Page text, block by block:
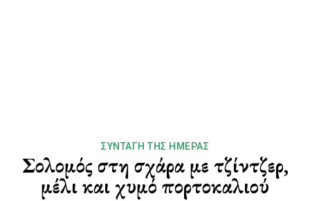
ΣΥΝΤΑΓΉ ΤΗΣ ΗΜΈΡΑΣ
Σολομός στη σχάρα με τζίντζερ,
μέλι και χυμό πορτοκαλιού